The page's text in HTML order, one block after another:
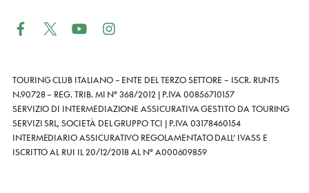
TOURING CLUB ITALIANO – ENTE DEL TERZO SETTORE – ISCR. RUNTS
N.90728 – REG. TRIB. MI N° 368/2012 | P.IVA 00856710157
SERVIZIO DI INTERMEDIAZIONE ASSICURATIVA GESTITO DA TOURING
SERVIZI SRL, SOCIETÀ DEL GRUPPO TCI | P.IVA 03178460154
INTERMEDIARIO ASSICURATIVO REGOLAMENTATO DALL’ IVASS E
ISCRITTO AL RUI IL 20/12/2018 AL N° A000609859